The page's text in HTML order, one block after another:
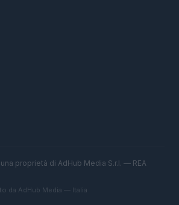
proprietà di AdHub Media S.r.l. — REA
da AdHub Media — Italia